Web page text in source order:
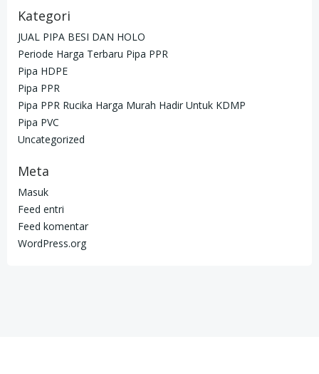
Kategori
JUAL PIPA BESI DAN HOLO
Periode Harga Terbaru Pipa PPR
Pipa HDPE
Pipa PPR
Pipa PPR Rucika Harga Murah Hadir Untuk KDMP
Pipa PVC
Uncategorized
Meta
Masuk
Feed entri
Feed komentar
WordPress.org